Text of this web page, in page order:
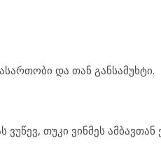
და თან განსამუხტი.
თუკი ვინმეს